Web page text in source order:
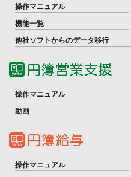
操作マニュアル
機能一覧
他社ソフトからのデータ移行
操作マニュアル
動画
操作マニュアル